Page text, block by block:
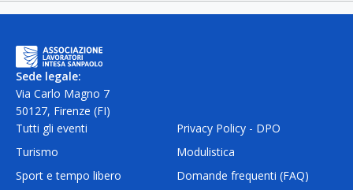
Sede legale:
Via Carlo Magno 7
50127, Firenze (FI)
Tutti gli eventi
Turismo
Sport e tempo libero
Privacy Policy - DPO
Modulistica
Domande frequenti (FAQ)